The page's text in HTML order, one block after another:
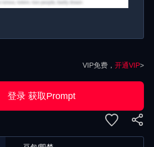
VIP免费， 开通VIP>
登录 获取Prompt